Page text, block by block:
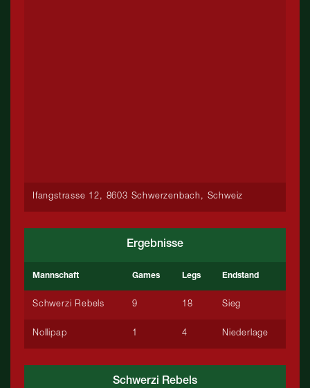
Ifangstrasse 12, 8603 Schwerzenbach, Schweiz
Ergebnisse
Mannschaft Games Legs Endstand
Schwerzi Rebels 9 18 Sieg
Nollipap 1 4 Niederlage
Schwerzi Rebels